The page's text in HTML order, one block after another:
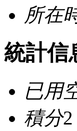
所在
統計信
已用
積分2